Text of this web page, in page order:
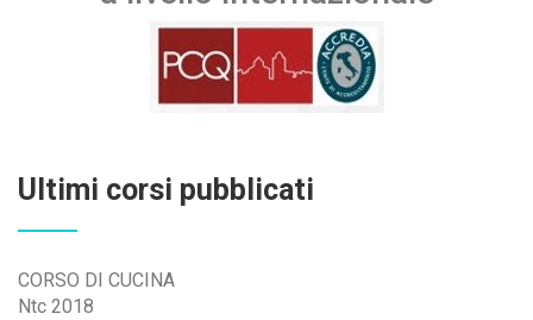
Ultimi corsi pubblicati
CORSO DI CUCINA
Ntc 2018